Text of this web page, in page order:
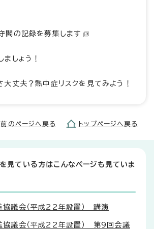
閣の記録を募集します
しょう！
大丈夫？熱中症リスクを見てみよう！
前のページへ戻る トップページへ戻る
見ている方はこんなページも見ていま
協議会（平成22年設置） 講演
協議会（平成22年設置） 第9回会議